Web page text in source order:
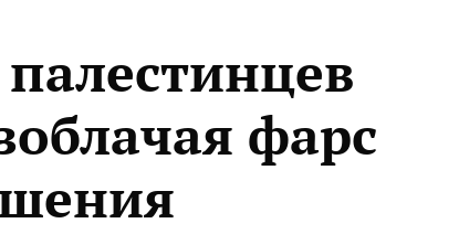
фарс